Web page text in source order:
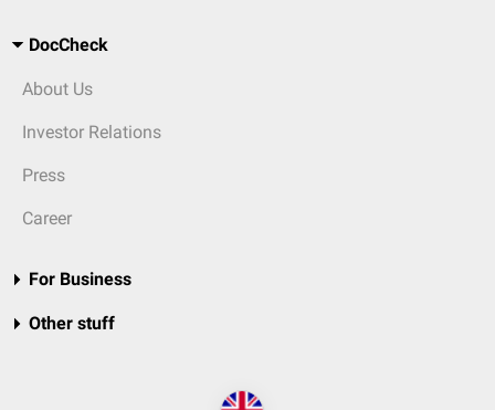
DocCheck
About Us
Investor Relations
Press
Career
For Business
Other stuff